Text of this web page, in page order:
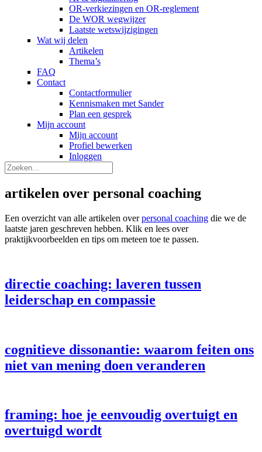
OR-verkiezingen en OR-reglement
De WOR wegwijzer
Laatste wetswijzigingen
Wat wij delen
Artikelen
Thema’s
FAQ
Contact
Contactformulier
Kennismaken met Sander
Plan een gesprek
Mijn account
Mijn account
Profiel bewerken
Inloggen
artikelen over personal coaching
Een overzicht van alle artikelen overpersonal coaching die we de
laatste jaren geschreven hebben. Klik en lees over
praktijkvoorbeelden en tips om meteen toe te passen.
directie coaching: laveren tussen
leiderschap en compassie
cognitieve dissonantie: waarom feiten ons
niet van mening doen veranderen
framing: hoe je eenvoudig overtuigt en
overtuigd wordt